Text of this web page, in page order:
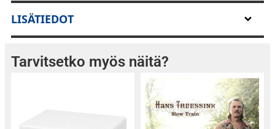
Polk Audio V60 Slim kattoon asennettava
matala kaiutin
LISÄTIEDOT
Tarvitsetko myös näitä?